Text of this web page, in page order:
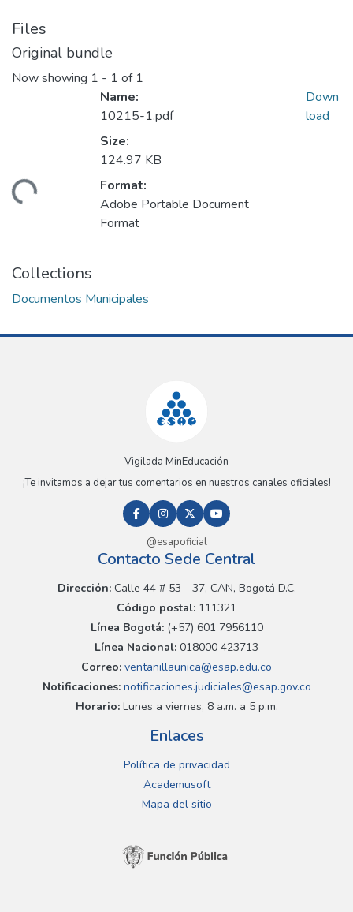
Files
Original bundle
Now showing 1 - 1 of 1
Name:
10215-1.pdf
Size:
124.97 KB
Format:
Adobe Portable Document
Format
Down
load
Collections
Documentos Municipales
Vigilada MinEducación
¡Te invitamos a dejar tus comentarios en nuestros canales oficiales!
@esapoficial
Contacto Sede Central
Dirección:Calle 44 # 53 - 37, CAN, Bogotá D.C.
Código postal: 111321
Línea Bogotá:(+57) 601 7956110
Línea Nacional: 018000 423713
Correo: ventanillaunica@esap.edu.co
Notificaciones:notificaciones.judiciales@esap.gov.co
Horario:Lunes a viernes, 8 a.m. a 5 p.m.
Enlaces
Política de privacidad
Academusoft
Mapa del sitio